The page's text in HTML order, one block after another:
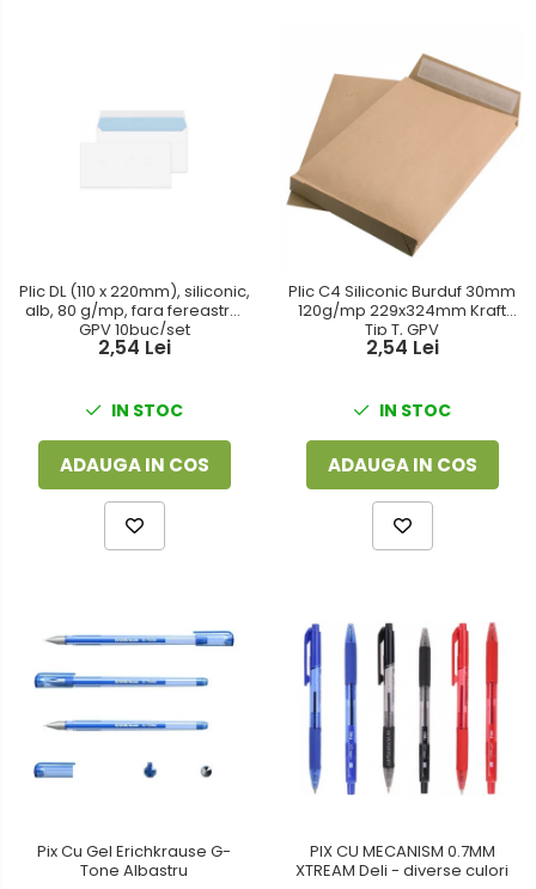
Plic DL (110 x 220mm), siliconic,
alb, 80 g/mp, fara fereastra,
GPV 10buc/set
2,54 Lei
IN STOC
ADAUGA IN COS
Plic C4 Siliconic Burduf 30mm
120g/mp 229x324mm Kraft
Tip T, GPV
2,54 Lei
IN STOC
ADAUGA IN COS
Pix Cu Gel Erichkrause G-
Tone Albastru
PIX CU MECANISM 0.7MM
XTREAM Deli - diverse culori